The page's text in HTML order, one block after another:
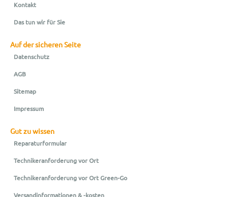
Kontakt
Das tun wir für Sie
Auf der sicheren Seite
Datenschutz
AGB
Sitemap
Impressum
Gut zu wissen
Reparaturformular
Technikeranforderung vor Ort
Technikeranforderung vor Ort Green-Go
Versandinformationen & -kosten